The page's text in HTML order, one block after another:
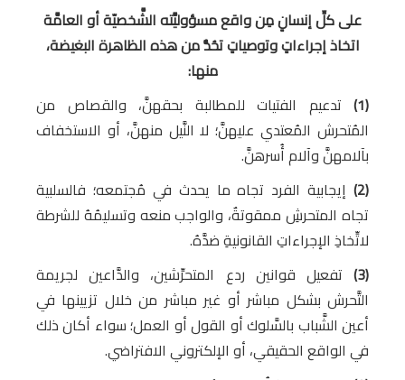
على كلِّ إنسانٍ مِن واقع مسؤوليَّته الشَّخصيّة أو العامَّة
اتخاذ إجراءاتٍ وتوصياتٍ تحُدُّ من هذه الظاهرة البغيضة،
منها:
(1)
تدعيم الفتيات للمطالبة بحقهنَّ، والقصاص من
المُتحرش المُعتدي عليهنَّ؛ لا النَّيل منهنَّ، أو الاستخفاف
بآلامهنَّ وآلام أُسرهنَّ.
(2)
إيجابية الفرد تجاه ما يحدث في مُجتمعه؛ فالسلبية
تجاه المتحرشِ ممقوتةٌ، والواجب منعه وتسليمُهُ للشرطة
لاتِّخاذِ الإجراءاتِ القانونيةِ ضدَّهُ.
(3)
تفعيل قوانين ردع المتحرِّشين، والدَّاعين لجريمة
التَّحرش بشكل مباشر أو غير مباشر من خلال تزيينها في
أعين الشَّباب بالسَّلوك أو القول أو العمل؛ سواء أكان ذلك
في الواقع الحقيقي، أو الإلكتروني الافتراضي.